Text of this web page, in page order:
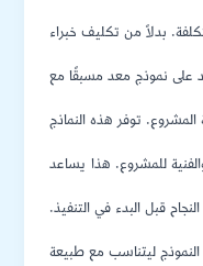
بدلاً من تكليف خبراء
على نموذج معد مسبقًا مع
توفر هذه النماذج
للمشروع. هذا يساعد
قبل البدء في التنفيذ.
ليتناسب مع طبيعة